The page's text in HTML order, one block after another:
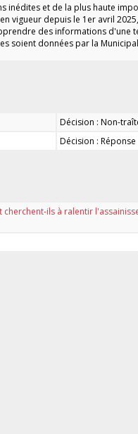
et de la plus haute
depuis le 1er avril
des informations d'une
soient données par la
Décision : Non-
Décision :
ils à ralentir